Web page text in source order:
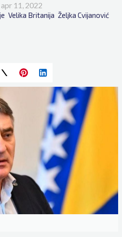
apr 11, 2022
Velika Britanija Željka Cvijanović